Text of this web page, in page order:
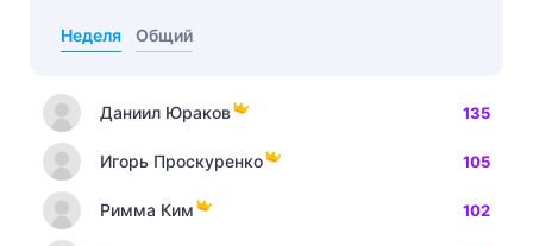
Неделя Общий
Даниил Юраков 135
Игорь Проскуренко 105
Римма Ким 102